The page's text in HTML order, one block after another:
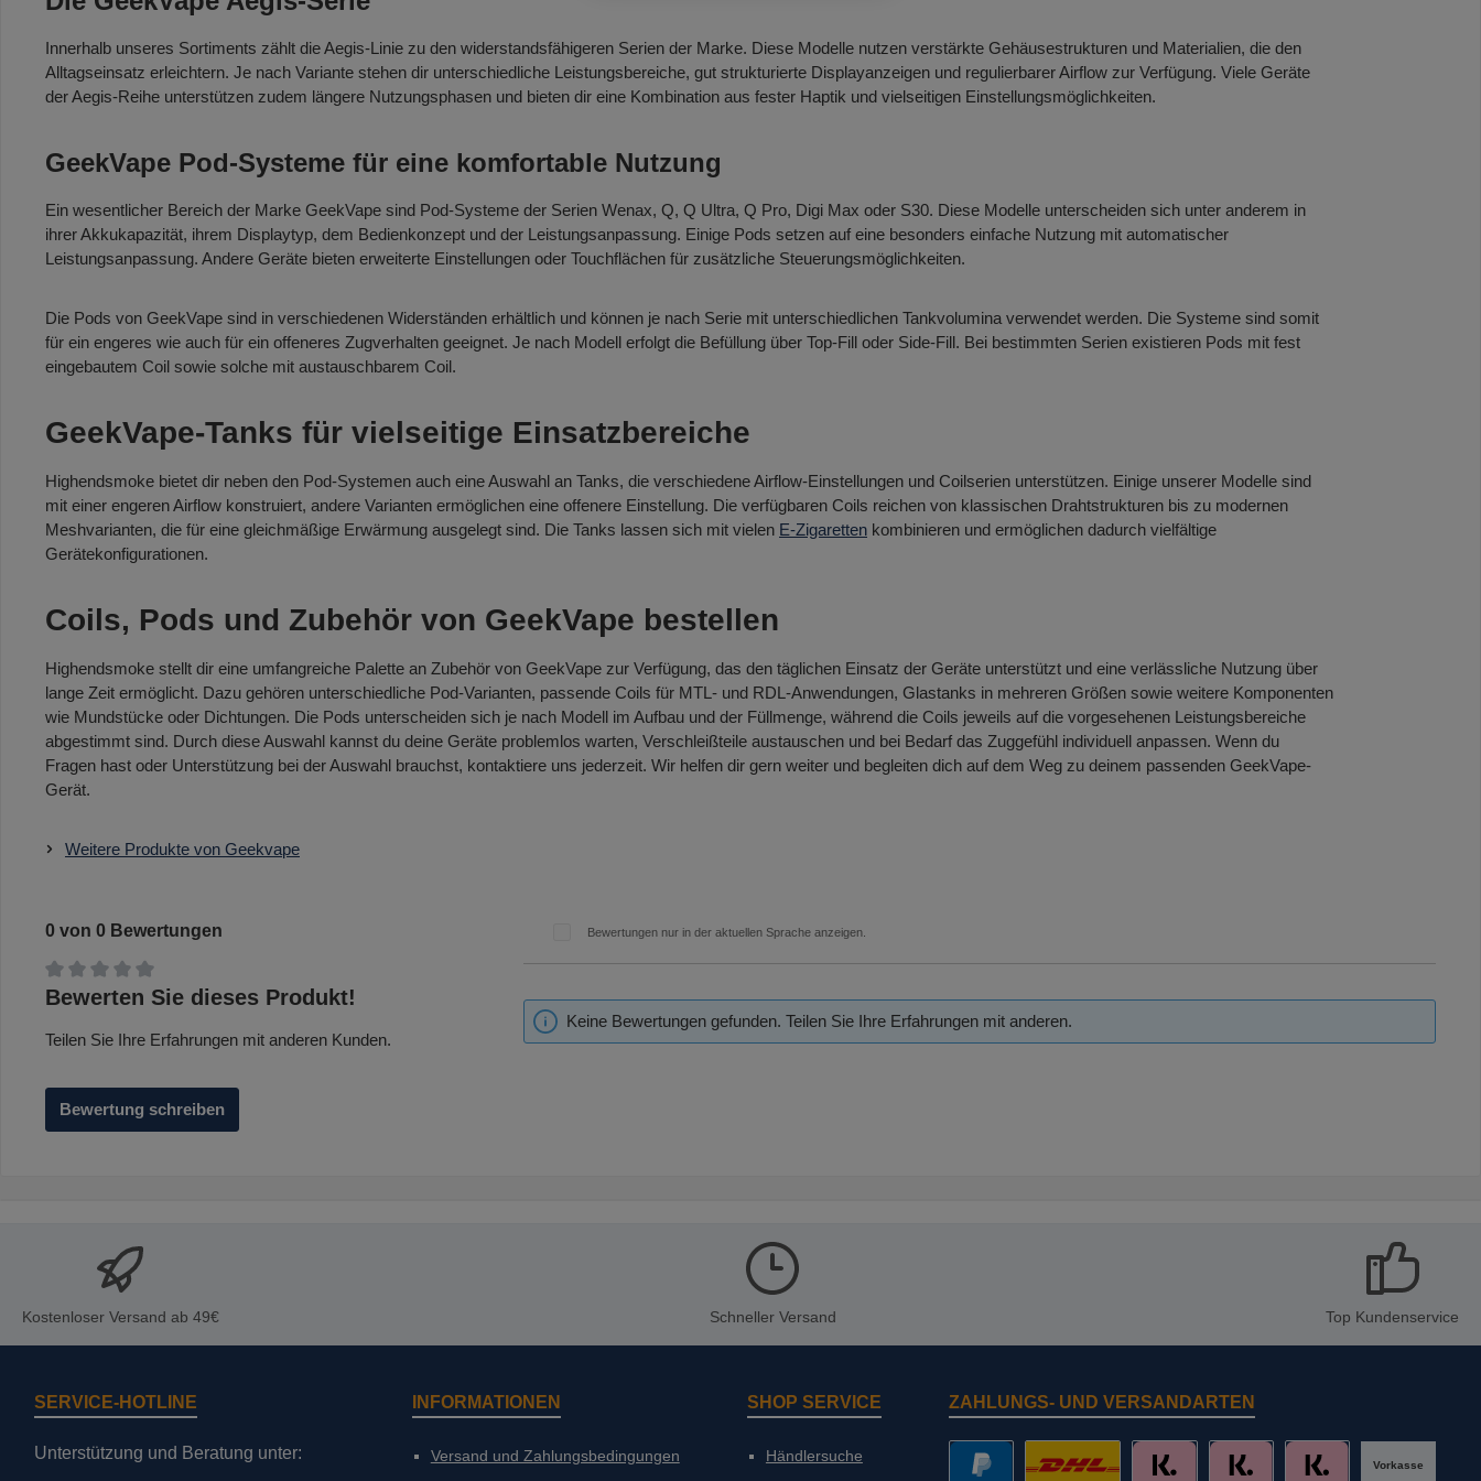
Innerhalb unseres Sortiments zählt die Aegis-Linie zu den widerstandsfähigeren Serien der Marke. Diese Modelle nutzen verstärkte Gehäusestrukturen und Materialien, die den
Alltagseinsatz erleichtern. Je nach Variante stehen dir unterschiedliche Leistungsbereiche, gut strukturierte Displayanzeigen und regulierbarer Airflow zur Verfügung. Viele Geräte
der Aegis-Reihe unterstützen zudem längere Nutzungsphasen und bieten dir eine Kombination aus fester Haptik und vielseitigen Einstellungsmöglichkeiten.
GeekVape Pod-Systeme für eine komfortable Nutzung
Ein wesentlicher Bereich der Marke GeekVape sind Pod-Systeme der Serien Wenax, Q, Q Ultra, Q Pro, Digi Max oder S30. Diese Modelle unterscheiden sich unter anderem in
ihrer Akkukapazität, ihrem Displaytyp, dem Bedienkonzept und der Leistungsanpassung. Einige Pods setzen auf eine besonders einfache Nutzung mit automatischer
Leistungsanpassung. Andere Geräte bieten erweiterte Einstellungen oder Touchflächen für zusätzliche Steuerungsmöglichkeiten.
Die Pods von GeekVape sind in verschiedenen Widerständen erhältlich und können je nach Serie mit unterschiedlichen Tankvolumina verwendet werden. Die Systeme sind somit
für ein engeres wie auch für ein offeneres Zugverhalten geeignet. Je nach Modell erfolgt die Befüllung über Top-Fill oder Side-Fill. Bei bestimmten Serien existieren Pods mit fest
eingebautem Coil sowie solche mit austauschbarem Coil.
GeekVape-Tanks für vielseitige Einsatzbereiche
Highendsmoke bietet dir neben den Pod-Systemen auch eine Auswahl an Tanks, die verschiedene Airflow-Einstellungen und Coilserien unterstützen. Einige unserer Modelle sind
mit einer engeren Airflow konstruiert, andere Varianten ermöglichen eine offenere Einstellung. Die verfügbaren Coils reichen von klassischen Drahtstrukturen bis zu modernen
Meshvarianten, die für eine gleichmäßige Erwärmung ausgelegt sind. Die Tanks lassen sich mit vielen E-Zigaretten kombinieren und ermöglichen dadurch vielfältige
Gerätekonfigurationen.
Coils, Pods und Zubehör von GeekVape bestellen
Highendsmoke stellt dir eine umfangreiche Palette an Zubehör von GeekVape zur Verfügung, das den täglichen Einsatz der Geräte unterstützt und eine verlässliche Nutzung über
lange Zeit ermöglicht. Dazu gehören unterschiedliche Pod-Varianten, passende Coils für MTL- und RDL-Anwendungen, Glastanks in mehreren Größen sowie weitere Komponenten
wie Mundstücke oder Dichtungen. Die Pods unterscheiden sich je nach Modell im Aufbau und der Füllmenge, während die Coils jeweils auf die vorgesehenen Leistungsbereiche
abgestimmt sind. Durch diese Auswahl kannst du deine Geräte problemlos warten, Verschleißteile austauschen und bei Bedarf das Zuggefühl individuell anpassen. Wenn du
Fragen hast oder Unterstützung bei der Auswahl brauchst, kontaktiere uns jederzeit. Wir helfen dir gern weiter und begleiten dich auf dem Weg zu deinem passenden GeekVape-
Gerät.
Weitere Produkte von Geekvape
0 von 0 Bewertungen
Durchschnittliche Bewertung von 0 von 5 Sternen
Bewerten Sie dieses Produkt!
Teilen Sie Ihre Erfahrungen mit anderen Kunden.
Bewertung schreiben
Bewertungen nur in der aktuellen Sprache anzeigen.
Keine Bewertungen gefunden. Teilen Sie Ihre Erfahrungen mit anderen.
Kostenloser Versand ab 49€ Schneller Versand Top Kundenservice
SERVICE-HOTLINE
Unterstützung und Beratung unter:
INFORMATIONEN
Versand und Zahlungsbedingungen
SHOP SERVICE
Händlersuche
ZAHLUNGS- UND VERSANDARTEN
Vorkasse